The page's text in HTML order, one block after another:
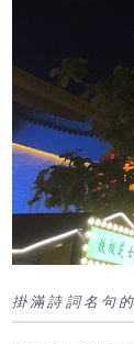
掛滿詩詞名句